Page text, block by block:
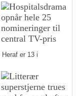
er 13 i